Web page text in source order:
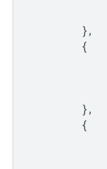
},
{
},
{